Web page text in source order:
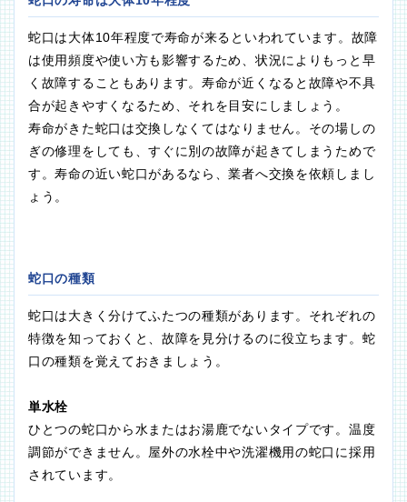
蛇口は大体10年程度で寿命が来るといわれています。故障
は使用頻度や使い方も影響するため、状況によりもっと早
く故障することもあります。寿命が近くなると故障や不具
合が起きやすくなるため、それを目安にしましょう。
寿命がきた蛇口は交換しなくてはなりません。その場しの
ぎの修理をしても、すぐに別の故障が起きてしまうためで
す。寿命の近い蛇口があるなら、業者へ交換を依頼しまし
ょう。
蛇口の種類
蛇口は大きく分けてふたつの種類があります。それぞれの
特徴を知っておくと、故障を見分けるのに役立ちます。蛇
口の種類を覚えておきましょう。
単水栓
ひとつの蛇口から水またはお湯鹿でないタイプです。温度
調節ができません。屋外の水栓中や洗濯機用の蛇口に採用
されています。